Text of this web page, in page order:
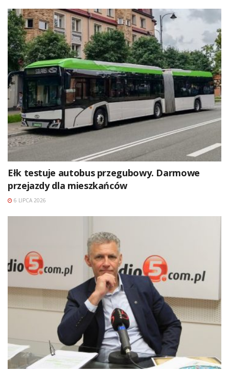
Ełk testuje autobus przegubowy. Darmowe
przejazdy dla mieszkańców
6 LIPCA 2026